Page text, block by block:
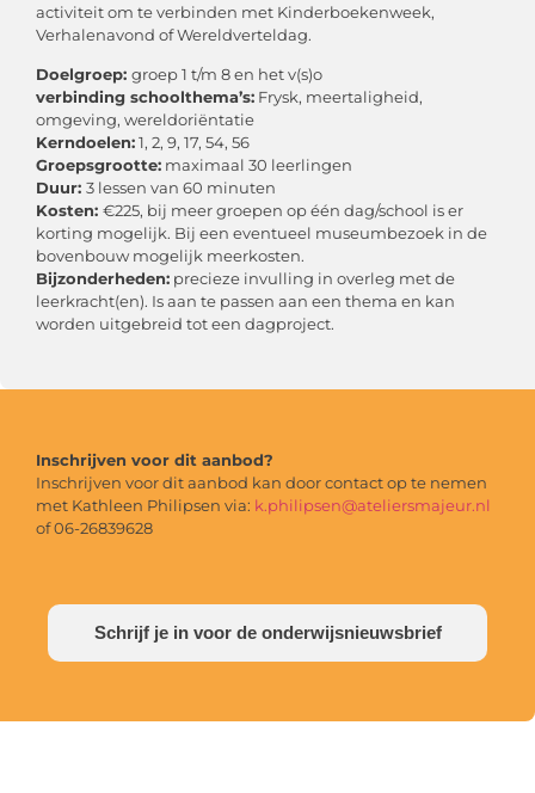
activiteit om te verbinden met Kinderboekenweek,
Verhalenavond of Wereldverteldag.
Doelgroep: groep 1 t/m 8 en het v(s)o
verbinding schoolthema’s: Frysk, meertaligheid,
omgeving, wereldoriëntatie
Kerndoelen:1, 2, 9, 17, 54, 56
Groepsgrootte: maximaal 30 leerlingen
Duur: 3 lessen van 60 minuten
Kosten: €225, bij meer groepen op één dag/school is er
korting mogelijk. Bij een eventueel museumbezoek in de
bovenbouw mogelijk meerkosten.
Bijzonderheden: precieze invulling in overleg met de
leerkracht(en). Is aan te passen aan een thema en kan
worden uitgebreid tot een dagproject.
Inschrijven voor dit aanbod?
Inschrijven voor dit aanbod kan door contact op te nemen
met Kathleen Philipsen via: k.philipsen@ateliersmajeur.nl
of 06-26839628
Schrijf je in voor de onderwijsnieuwsbrief